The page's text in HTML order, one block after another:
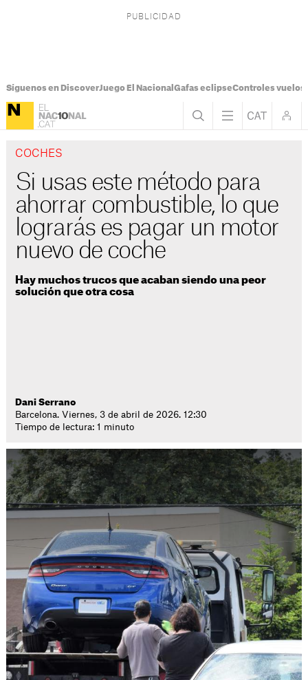
Síguenos en DiscoverJuego El Nacional Gafas eclipseControles vuelos
COCHES
Si usas este método para
ahorrar combustible, lo que
lograrás es pagar un motor
nuevo de coche
Hay muchos trucos que acaban siendo una peor
solución que otra cosa
Dani Serrano
Barcelona. Viernes, 3 de abril de 2026. 12:30
Tiempo de lectura: 1 minuto